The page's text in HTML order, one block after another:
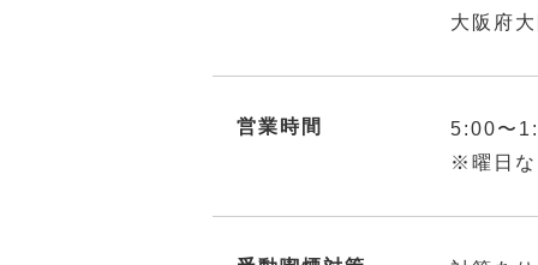
大阪府
営業時間
5:00〜
※曜日な